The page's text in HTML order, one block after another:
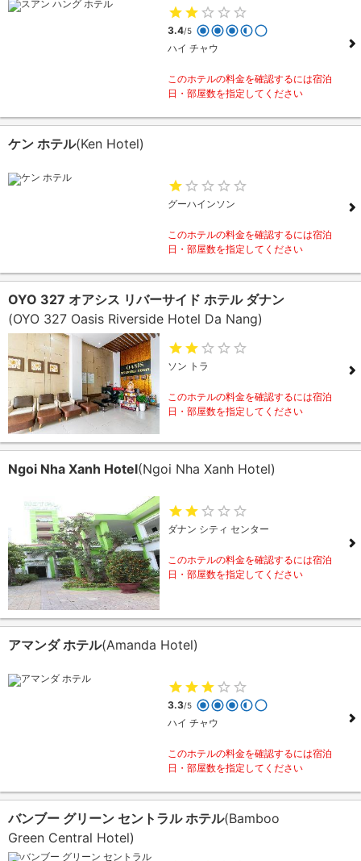
3.4/5
ハイ チャウ
このホテルの料金を確認するには宿泊
日・部屋数を指定してください
ケン ホテル(Ken Hotel)
グーハインソン
このホテルの料金を確認するには宿泊
日・部屋数を指定してください
OYO 327 オアシス リバーサイド ホテル ダナン
(OYO 327 Oasis Riverside Hotel Da Nang)
ソン トラ
このホテルの料金を確認するには宿泊
日・部屋数を指定してください
Ngoi Nha Xanh Hotel(Ngoi Nha Xanh Hotel)
ダナン シティ センター
このホテルの料金を確認するには宿泊
日・部屋数を指定してください
アマンダ ホテル(Amanda Hotel)
3.3/5
ハイ チャウ
このホテルの料金を確認するには宿泊
日・部屋数を指定してください
バンブー グリーン セントラル ホテル(Bamboo
Green Central Hotel)